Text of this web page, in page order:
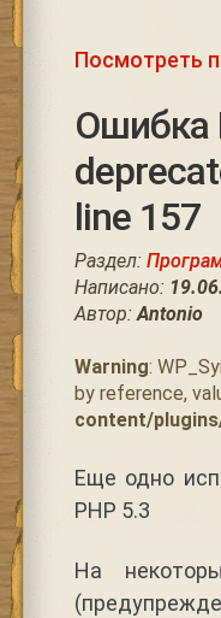
Посмотреть
Ошибка
line 157
Раздел:
Написано:
Автор: Antonio
Warning:
by reference,
content/
Еще одно
PHP 5.3
На